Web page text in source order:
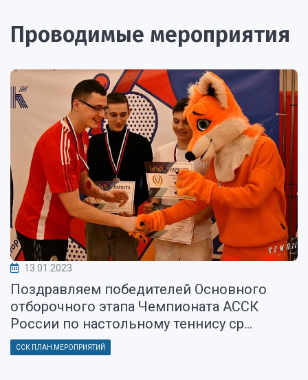
Проводимые мероприятия
13.01.2023
Поздравляем победителей Основного
отборочного этапа Чемпионата АССК
России по настольному теннису ср...
ССК ПЛАН МЕРОПРИЯТИЙ